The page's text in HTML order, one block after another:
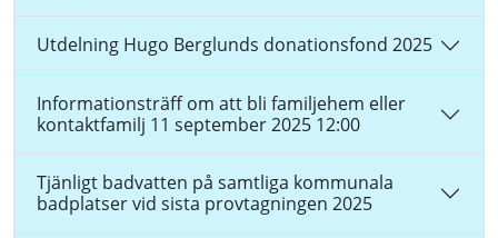
Utdelning Hugo Berglunds donationsfond 2025
Informationsträff om att bli familjehem eller
kontaktfamilj 11 september 2025 12:00
Tjänligt badvatten på samtliga kommunala
badplatser vid sista provtagningen 2025